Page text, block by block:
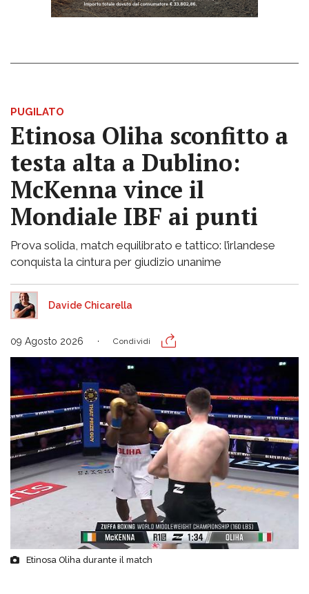
PUGILATO
Etinosa Oliha sconfitto a
testa alta a Dublino:
McKenna vince il
Mondiale IBF ai punti
Prova solida, match equilibrato e tattico: l’irlandese
conquista la cintura per giudizio unanime
Davide Chicarella
09 Agosto 2026 Condividi
Etinosa Oliha durante il match